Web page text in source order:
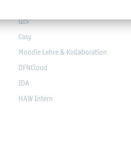
QIS
Casy
Mood­le Lehre & Kol­la­bo­ra­ti­on
DF­NCloud
IDA
HAW In­tern